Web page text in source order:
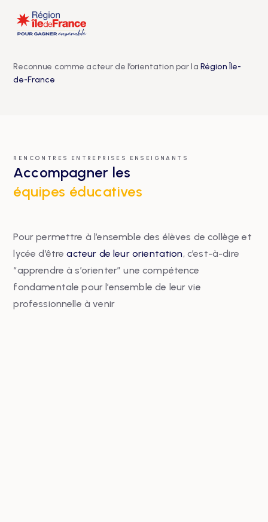
Reconnue comme acteur de l’orientation par la Région Île-
de-France
RENCONTRES ENTREPRISES ENSEIGNANTS
Accompagner les
équipes éducatives
Pour permettre à l’ensemble des élèves de collège et
lycée d’êtreacteur de leur orientation, c’est-à-dire
“apprendre à s’orienter” une compétence
fondamentale pour l’ensemble de leur vie
professionnelle à venir